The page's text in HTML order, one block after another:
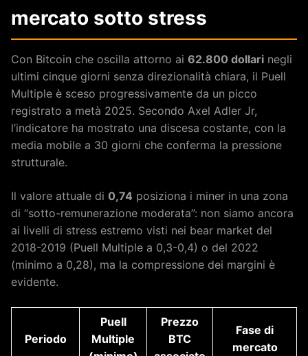
mercato sotto stress
Con Bitcoin che oscilla attorno ai 62.800 dollari negli
ultimi cinque giorni senza direzionalità chiara, il Puell
Multiple è sceso progressivamente da un picco
registrato a metà 2025. Secondo Axel Adler Jr,
l’indicatore ha mostrato una discesa costante, con la
media mobile a 30 giorni che conferma la pressione
strutturale.
Il valore attuale di 0,74 posiziona i miner in una zona
di “sotto-remunerazione moderata”: non siamo ancora
ai livelli di stress estremo visti nei bear market del
2018-2019 (Puell Multiple a 0,3-0,4) o del 2022
(minimo a 0,28), ma la compressione dei margini è
evidente.
Periodo
Puell
Multiple
Prezzo
BTC
Fase di
mercato